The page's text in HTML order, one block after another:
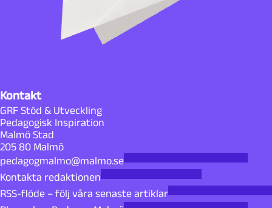
Kontakt
GRF Stöd & Utveckling
Pedagogisk Inspiration
Malmö Stad
205 80 Malmö
pedagogmalmo@malmo.se
Kontakta redaktionen
RSS-flöde – följ våra senaste artiklar